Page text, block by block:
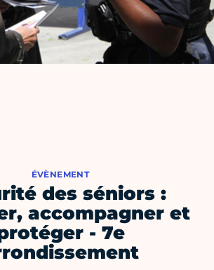
ÉVÈNEMENT
des séniors :
accompagner et
- 7e